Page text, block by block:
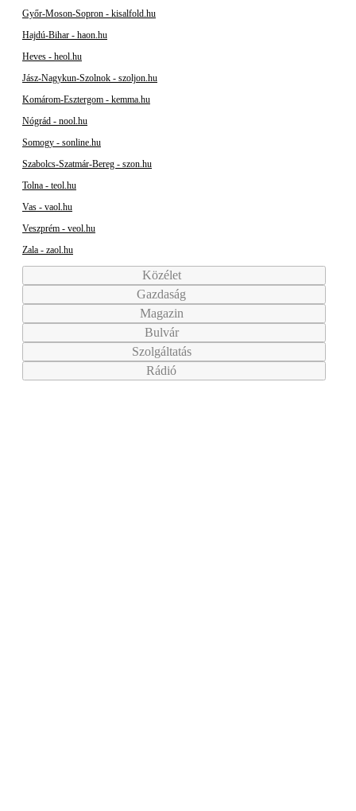
Győr-Moson-Sopron - kisalfold.hu
Hajdú-Bihar - haon.hu
Heves - heol.hu
Jász-Nagykun-Szolnok - szoljon.hu
Komárom-Esztergom - kemma.hu
Nógrád - nool.hu
Somogy - sonline.hu
Szabolcs-Szatmár-Bereg - szon.hu
Tolna - teol.hu
Vas - vaol.hu
Veszprém - veol.hu
Zala - zaol.hu
Közélet
Gazdaság
Magazin
Bulvár
Szolgáltatás
Rádió